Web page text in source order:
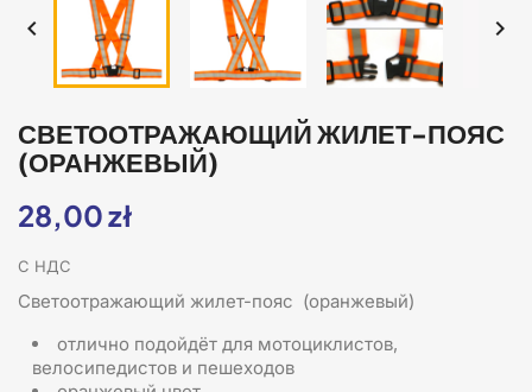
 
СВЕТООТРАЖАЮЩИЙ ЖИЛЕТ-ПОЯС
(ОРАНЖЕВЫЙ)
28,00 zł
С НДС
Светоотражающий жилет-пояс (оранжевый)
отлично подойдёт для мотоциклистов,
велосипедистов и пешеходов